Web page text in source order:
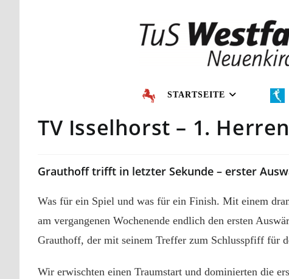
STARTSEITE
TV Isselhorst – 1. Herren
Grauthoff trifft in letzter Sekunde – erster
Was für ein Spiel und was für ein Finish. Mit einem
am vergangenen Wochenende endlich den ersten
Grauthoff, der mit seinem Treffer zum Schlusspfiff für
Wir erwischten einen Traumstart und dominierten die